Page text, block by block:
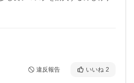
違反報告 いいね 2